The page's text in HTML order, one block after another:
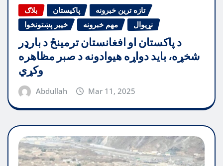
بلاګ پاکیستان
تازه ترین خبرونه
خیبر پښتونخوا
مهم خبرونه نړیوال
د پاکستان او افغانستان ترمینځ د بارډر
شخړه، باید دواړه هیوادونه د صبر مظاهره
وکړي
Abdullah Mar 11, 2025